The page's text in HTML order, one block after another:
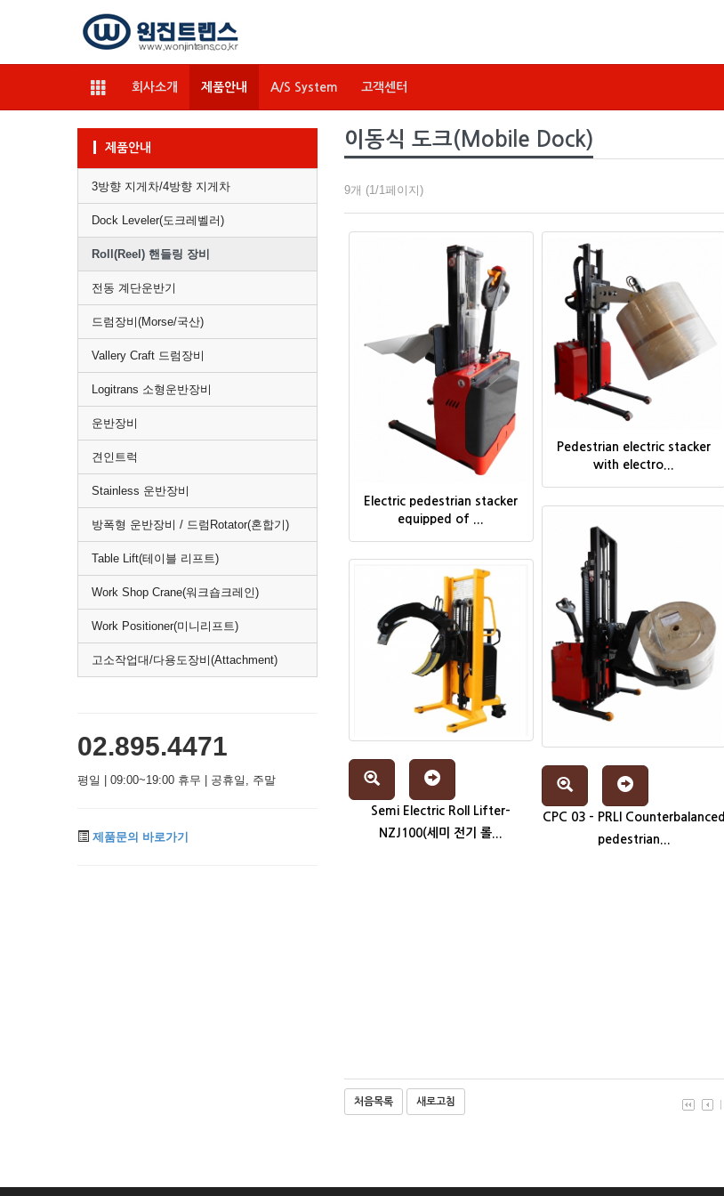
회사소개 제품안내 A/S System 고객센터
제품안내
3방향 지게차/4방향 지게차
Dock Leveler(도크레벨러)
Roll(Reel) 핸들링 장비
전동 계단운반기
드럼장비(Morse/국산)
Vallery Craft 드럼장비
Logitrans 소형운반장비
운반장비
견인트럭
Stainless 운반장비
방폭형 운반장비 / 드럼Rotator(혼합기)
Table Lift(테이블 리프트)
Work Shop Crane(워크숍크레인)
Work Positioner(미니리프트)
고소작업대/다용도장비(Attachment)
02.895.4471
평일 | 09:00~19:00 휴무 | 공휴일, 주말
제품문의 바로가기
이동식 도크(Mobile Dock)
9개 (1/1페이지)
Electric pedestrian stacker
equipped of ...
Pedestrian electric stacker
with electro...
CPC 03 - PRLI Counterbalanced
pedestrian...
Semi Electric Roll Lifter-
NZJ100(세미 전기 롤...
처음목록 새로고침